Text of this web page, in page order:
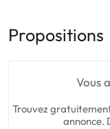
Propositions
Vous
Trouvez
annonce.